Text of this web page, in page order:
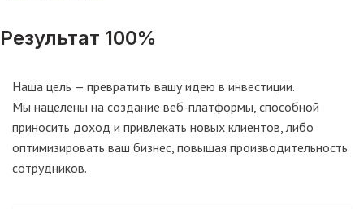
Результат 100%
Наша цель — превратить вашу идею в инвестиции.
Мы нацелены на создание веб-платформы, способной
приносить доход и привлекать новых клиентов, либо
оптимизировать ваш бизнес, повышая производительность
сотрудников.